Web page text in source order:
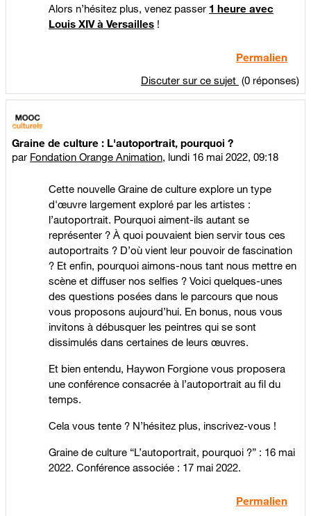
Alors n’hésitez plus, venez passer 1 heure avec
Louis XIV à Versailles !
Permalien
Discuter sur ce sujet (0 réponses)
Graine de culture : L'autoportrait, pourquoi ?
par Fondation Orange Animation, lundi 16 mai 2022, 09:18
Cette nouvelle Graine de culture explore un type
d'œuvre largement exploré par les artistes :
l’autoportrait. Pourquoi aiment-ils autant se
représenter ? À quoi pouvaient bien servir tous ces
autoportraits ? D’où vient leur pouvoir de fascination
? Et enfin, pourquoi aimons-nous tant nous mettre en
scène et diffuser nos selfies ? Voici quelques-unes
des questions posées dans le parcours que nous
vous proposons aujourd’hui. En bonus, nous vous
invitons à débusquer les peintres qui se sont
dissimulés dans certaines de leurs œuvres.
Et bien entendu, Haywon Forgione vous proposera
une conférence consacrée à l’autoportrait au fil du
temps.
Cela vous tente ? N’hésitez plus, inscrivez-vous !
Graine de culture “L’autoportrait, pourquoi ?” : 16 mai
2022. Conférence associée : 17 mai 2022.
Permalien